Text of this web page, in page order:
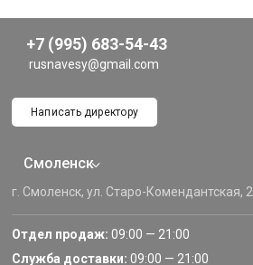
+7 (995) 683-54-43
rusnavesy@gmail.com
Написать директору
Смоленск
г. Смоленск, ул. Старо-Комендантская, 2
Отдел продаж: 09:00 — 21:00
Служба доставки: 09:00 — 21:00